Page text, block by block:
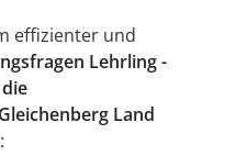
effizienter und
Lehrling -
Land